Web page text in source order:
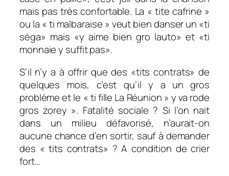
mais pas très confortable. La « tite cafrine »
ou la « ti malbaraise » veut bien danser un «ti
séga» mais «y aime bien gro lauto» et «ti
monnaie y suffit pas».
S’il n’y a à offrir que des «tits contrats» de
quelques mois, c’est qu’il y a un gros
problème et le « ti fille La Réunion » y va rode
gros zorey ». Fatalité sociale ? Si l’on nait
dans un milieu défavorisé, n’aurait-on
aucune chance d’en sortir, sauf à demander
des « tits contrats» ? A condition de crier
fort…